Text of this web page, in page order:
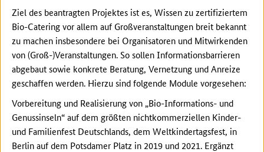
Ziel des beantragten Projektes ist es, Wissen zu zertifiziertem
Bio-Catering vor allem auf Großveranstaltungen breit bekannt
zu machen insbesondere bei Organisatoren und Mitwirkenden
von (Groß-)Veranstaltungen. So sollen Informationsbarrieren
abgebaut sowie konkrete Beratung, Vernetzung und Anreize
geschaffen werden. Hierzu sind folgende Module vorgesehen:
Vorbereitung und Realisierung von „Bio-Informations- und
Genussinseln“ auf dem größten nichtkommerziellen Kinder-
und Familienfest Deutschlands, dem Weltkindertagsfest, in
Berlin auf dem Potsdamer Platz in 2019 und 2021. Ergänzt